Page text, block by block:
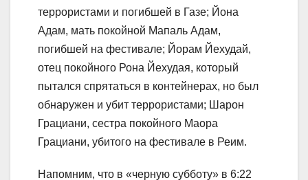
террористами и погибшей в Газе; Йона
Адам, мать покойной Мапаль Адам,
погибшей на фестивале; Йорам Йехудай,
отец покойного Рона Йехудая, который
пытался спрятаться в контейнерах, но был
обнаружен и убит террористами; Шарон
Грациани, сестра покойного Маора
Грациани, убитого на фестивале в Реим.
Напомним, что в «черную субботу» в 6:22